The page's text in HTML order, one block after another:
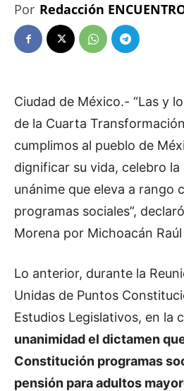
Por Redacción
Ciudad de México.- “Las y
de la Cuarta
cumplimos al pueblo de
dignificar su vida, celebro
unánime que eleva a rango
programas sociales”,
Morena por Michoacán
Lo anterior, durante la
Unidas de Puntos
Estudios Legislativos, en la
unanimidad el dictamen
Constitución programas
pensión para adultos